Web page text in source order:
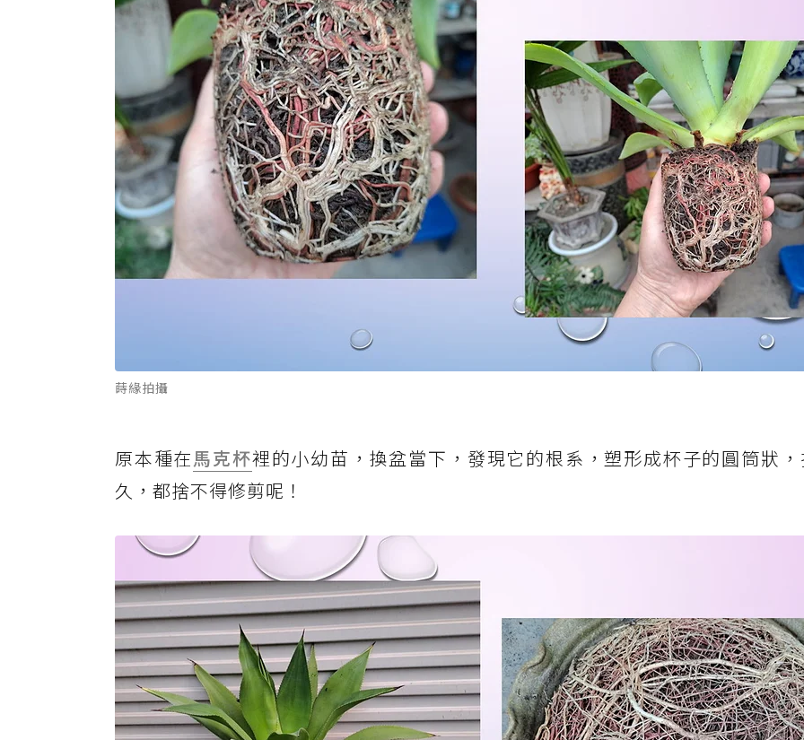
蒔緣拍攝
原本種在馬克杯裡的小幼苗，換盆當下，發現它的根系，塑形成杯子的圓筒狀
久，都捨不得修剪呢！